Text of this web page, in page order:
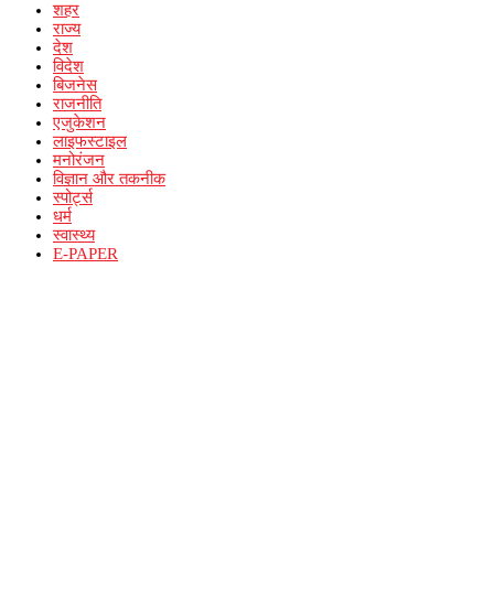
शहर
राज्य
देश
विदेश
बिजनेस
राजनीति
एजुकेशन
लाइफस्टाइल
मनोरंजन
विज्ञान और तकनीक
स्पोर्ट्स
धर्म
स्वास्थ्य
E-PAPER